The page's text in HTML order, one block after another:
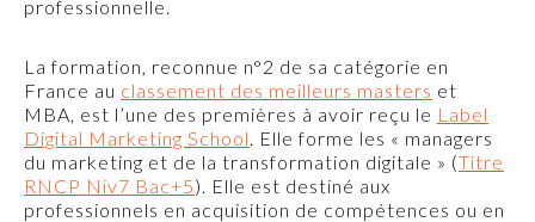
professionnelle.
La formation, reconnue n°2 de sa catégorie en
France au classement des meilleurs masters et
MBA, est l’une des premières à avoir reçu le Label
Digital Marketing School. Elle forme les « managers
du marketing et de la transformation digitale » (Titre
RNCP Niv7 Bac+5). Elle est destiné aux
professionnels en acquisition de compétences ou en